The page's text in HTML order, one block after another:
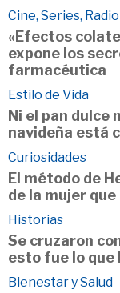
Cine, Series,
«Efectos
expone los
farmacéutica
Estilo de Vida
Ni el pan
navideña está
Curiosidades
El método de
de la mujer
Historias
Se cruzaron
esto fue lo que
Bienestar y Salud